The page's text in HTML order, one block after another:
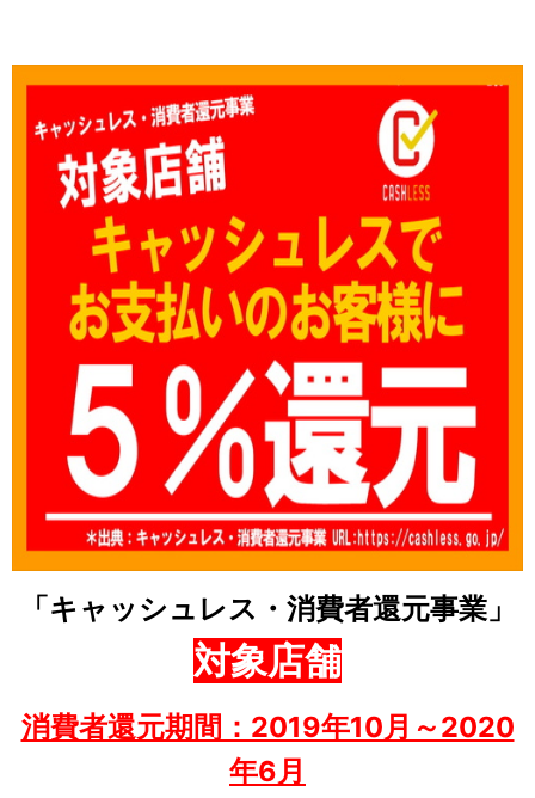
「キャッシュレス・消費者還元事業」
対象店舗
消費者還元期間：2019年10月～2020
年6月